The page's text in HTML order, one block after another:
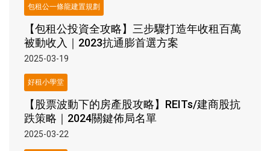
包租公一條龍建置規劃
【包租公投資全攻略】三步驟打造年收租百萬
被動收入｜2023抗通膨首選方案
2025-03-19
好租小學堂
【股票波動下的房產股攻略】REITs/建商股抗
跌策略｜2024關鍵佈局名單
2025-03-22